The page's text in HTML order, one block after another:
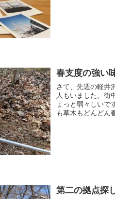
春支度の強い
さて、先週の軽井
人もいました。街
ょっと弱々しいで
も草木もどんどん
第二の拠点探